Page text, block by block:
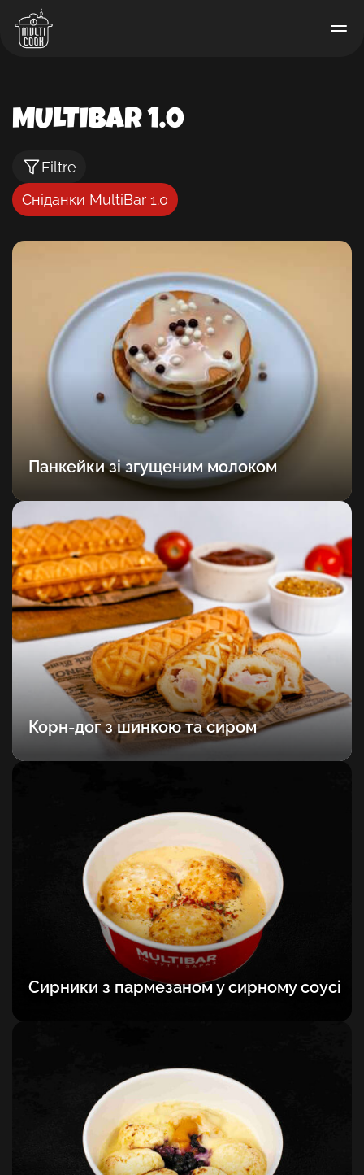
MULTIBAR 1.0
Filtre
Сніданки MultiBar 1.0
Панкейки зі згущеним молоком
Корн-дог з шинкою та сиром
Сирники з пармезаном у сирному соусі